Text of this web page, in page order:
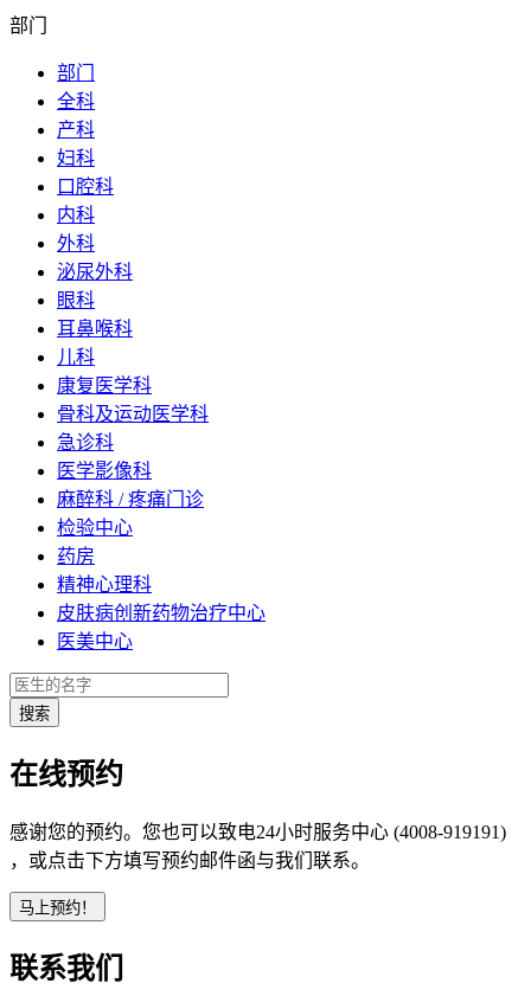
部门
部门
全科
产科
妇科
口腔科
内科
外科
泌尿外科
眼科
耳鼻喉科
儿科
康复医学科
骨科及运动医学科
急诊科
医学影像科
麻醉科 / 疼痛门诊
检验中心
药房
精神心理科
皮肤病创新药物治疗中心
医美中心
在线预约
感谢您的预约。您也可以致电24小时服务中心 (4008-919191)
，或点击下方填写预约邮件函与我们联系。
联系我们